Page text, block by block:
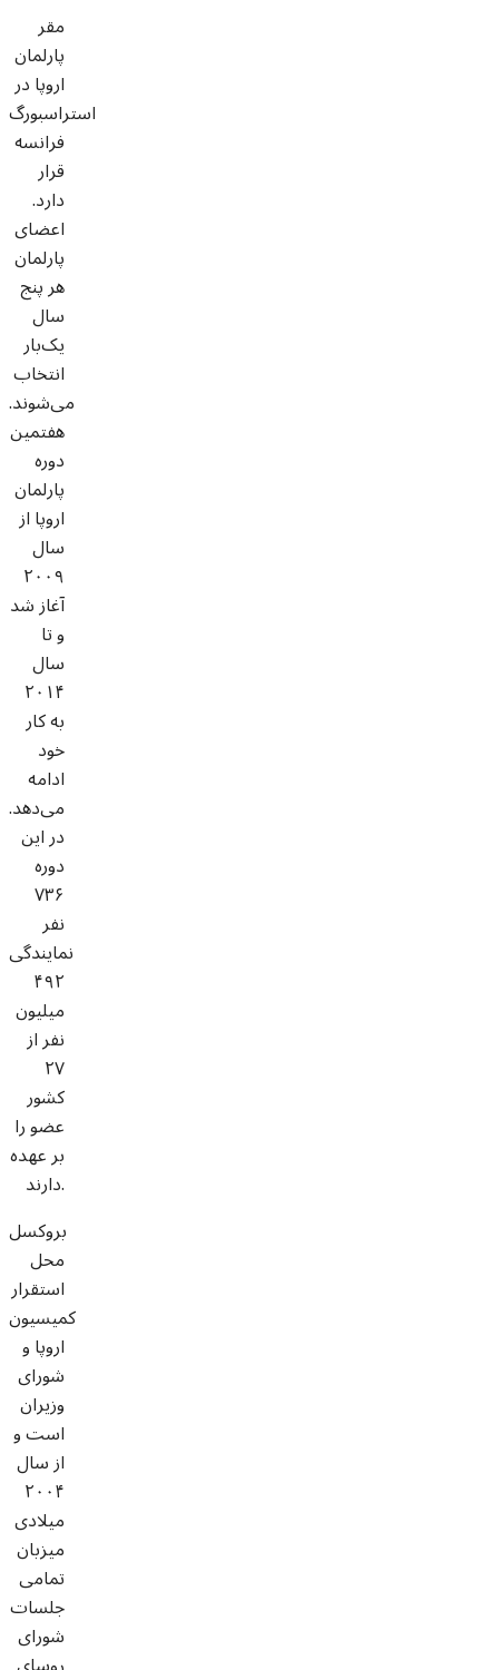
مقر
پارلمان
اروپا در
استراسبورگ
فرانسه
قرار
دارد.
اعضای
پارلمان
هر پنج
سال
یک‌بار
انتخاب
می‌شوند.
هفتمین
دوره
پارلمان
اروپا از
سال
۲۰۰۹
آغاز ‌شد
و تا
سال
۲۰۱۴
به کار
خود
ادامه
می‌دهد.
در این
دوره
۷۳۶
نفر
نمایندگی
۴۹۲
میلیون
نفر از
۲۷
کشور
عضو را
بر عهده
دارند.
بروکسل
محل
استقرار
کمیسیون
اروپا و
شورای
وزیران
است و
از سال
۲۰۰۴
میلادی
میزبان
تمامی
جلسات
شورای